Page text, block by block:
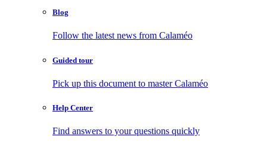
Blog
Follow the latest news from Calaméo
Guided tour
Pick up this document to master Calaméo
Help Center
Find answers to your questions quickly